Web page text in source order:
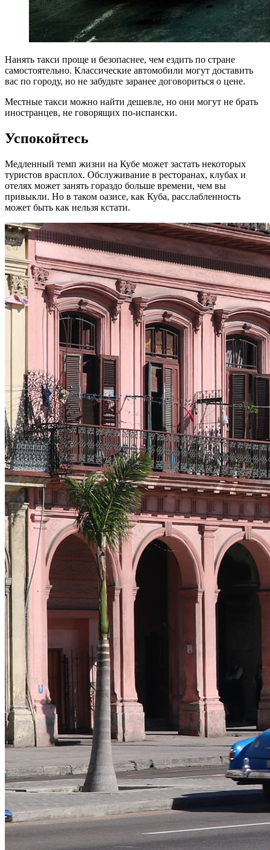
Нанять такси проще и безопаснее, чем ездить по стране
самостоятельно. Классические автомобили могут доставить
вас по городу, но не забудьте заранее договориться о цене.
Местные такси можно найти дешевле, но они могут не брать
иностранцев, не говорящих по-испански.
Успокойтесь
Медленный темп жизни на Кубе может застать некоторых
туристов врасплох. Обслуживание в ресторанах, клубах и
отелях может занять гораздо больше времени, чем вы
привыкли. Но в таком оазисе, как Куба, расслабленность
может быть как нельзя кстати.